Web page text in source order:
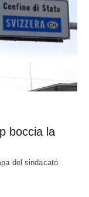
boccia la
del sindacato